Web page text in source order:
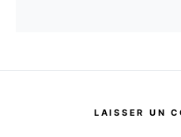
LAISSER UN